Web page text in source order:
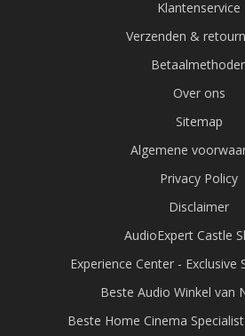
Klantenservice
Verzenden &
Over ons
Sitemap
Algemene
Privacy Policy
Disclaimer
AudioExpert Castle
Experience Center - Exclusive
Beste Audio Winkel van
Beste Home Cinema